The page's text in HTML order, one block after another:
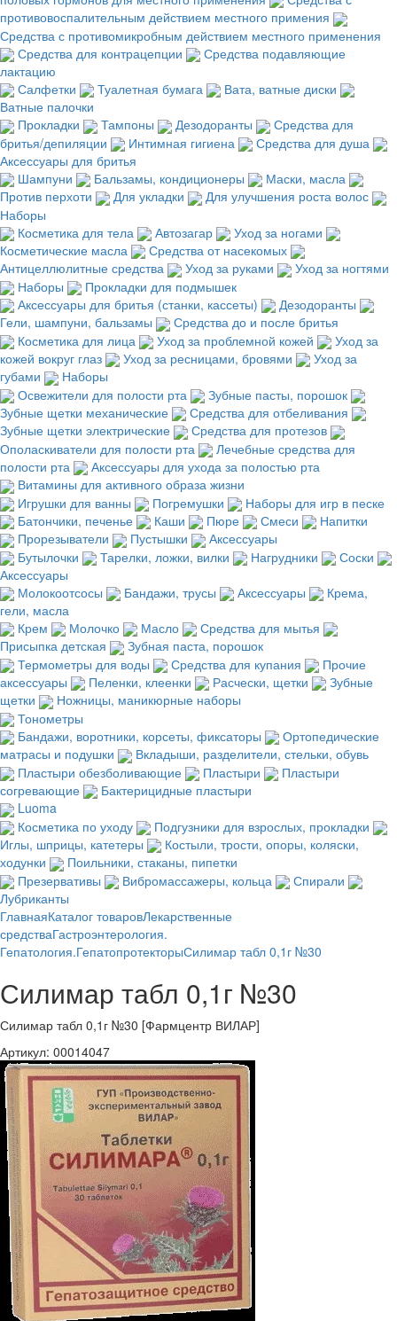
противовоспалительным действием местного примения
Средства с противомикробным действием местного применения
Средства для контрацепции
Средства подавляющие
лактацию
Салфетки
Туалетная бумага
Вата, ватные диски
Ватные палочки
Прокладки
Тампоны Дезодоранты
Средства для
бритья/депиляции
Интимная гигиена
Средства для душа
Аксессуары для бритья
Шампуни
Бальзамы, кондиционеры
Маски, масла
Против перхоти
Для укладки
Для улучшения роста волос
Наборы
Косметика для тела
Автозагар
Уход за ногами
Косметические масла
Средства от насекомых
Антицеллюлитные средства
Уход за руками
Уход за ногтями
Наборы
Прокладки для подмышек
Аксессуары для бритья (станки, кассеты)
Дезодоранты
Гели, шампуни, бальзамы
Средства до и после бритья
Косметика для лица
Уход за проблемной кожей
Уход за
кожей вокруг глаз
Уход за ресницами, бровями
Уход за
губами
Наборы
Освежители для полости рта
Зубные пасты, порошок
Зубные щетки механические
Средства для отбеливания
Зубные щетки электрические
Средства для протезов
Ополаскиватели для полости рта
Лечебные средства для
полости рта
Аксессуары для ухода за полостью рта
Витамины для активного образа жизни
Игрушки для ванны
Погремушки
Наборы для игр в песке
Батончики, печенье
Каши Пюре Смеси
Напитки
Прорезыватели
Пустышки
Аксессуары
Бутылочки
Тарелки, ложки, вилки Нагрудники
Соски
Аксессуары
Молокоотсосы
Бандажи, трусы Аксессуары
Крема,
гели, масла
Крем
Молочко Масло
Средства для мытья
Присыпка детская
Зубная паста, порошок
Термометры для воды
Средства для купания
Прочие
аксессуары
Пеленки, клеенки Расчески, щетки
Зубные
щетки
Ножницы, маникюрные наборы
Тонометры
Бандажи, воротники, корсеты, фиксаторы
Ортопедические
матрасы и подушки
Вкладыши, разделители, стельки, обувь
Пластыри обезболивающие
Пластыри
Пластыри
согревающие
Бактерицидные пластыри
Luoma
Косметика по уходу
Подгузники для взрослых, прокладки
Иглы, шприцы, катетеры
Костыли, трости, опоры, коляски,
ходунки
Поильники, стаканы, пипетки
Презервативы
Вибромассажеры, кольца
Спирали
Лубриканты
ГлавнаяКаталог товаровЛекарственные
средстваГастроэнтерология.
Гепатология.ГепатопротекторыСилимар табл 0,1г №30
Силимар табл 0,1г №30
Силимар табл 0,1г №30 [Фармцентр ВИЛАР]
Артикул: 00014047